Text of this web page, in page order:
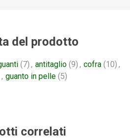
del prodotto
(7) , antitaglio (9) , cofra (10) ,
, guanto in pelle (5)
correlati